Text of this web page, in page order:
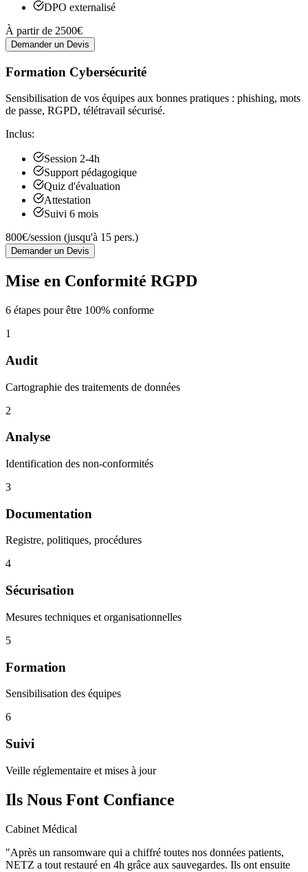
DPO externalisé
À partir de 2500€
Demander un Devis
Formation Cybersécurité
Sensibilisation de vos équipes aux bonnes pratiques : phishing, mots
de passe, RGPD, télétravail sécurisé.
Inclus:
Session 2-4h
Support pédagogique
Quiz d'évaluation
Attestation
Suivi 6 mois
800€/session (jusqu'à 15 pers.)
Demander un Devis
Mise en Conformité RGPD
6 étapes pour être 100% conforme
1
Audit
Cartographie des traitements de données
2
Analyse
Identification des non-conformités
3
Documentation
Registre, politiques, procédures
4
Sécurisation
Mesures techniques et organisationnelles
5
Formation
Sensibilisation des équipes
6
Suivi
Veille réglementaire et mises à jour
Ils Nous Font Confiance
Cabinet Médical
"Après un ransomware qui a chiffré toutes nos données patients,
NETZ a tout restauré en 4h grâce aux sauvegardes. Ils ont ensuite